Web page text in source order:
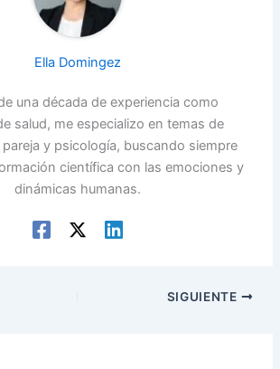
Ella Domingez
una década de experiencia como
salud, me especializo en temas de
y psicología, buscando siempre
científica con las emociones y
dinámicas humanas.
SIGUIENTE